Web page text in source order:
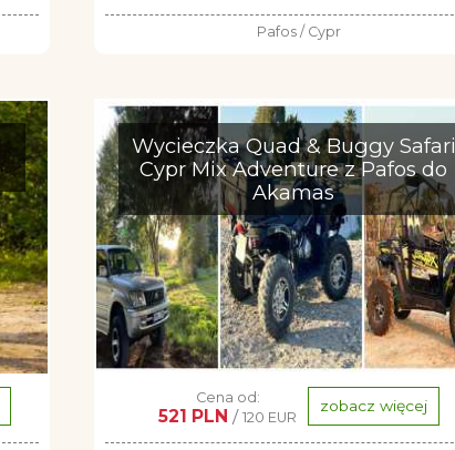
Pafos / Cypr
Wycieczka Quad & Buggy Safari
Cypr Mix Adventure z Pafos do
Akamas
Cena od:
521 PLN / 120 EUR
zobacz więcej